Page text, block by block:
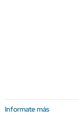
Informate más